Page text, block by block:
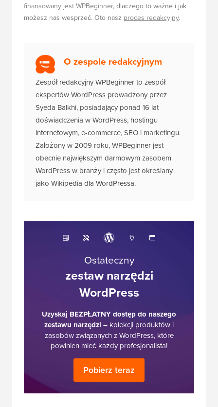
finansowany jest WPBeginner, dlaczego to ważne i jak
możesz nas wesprzeć. Oto nasz proces redakcyjny.
O zespole redakcyjnym
Zespół redakcyjny WPBeginner to zespół
ekspertów WordPress prowadzony przez
Syeda Balkhi, posiadający ponad 16 lat
doświadczenia w WordPress, hostingu
internetowym, e-commerce, SEO i marketingu.
Założony w 2009 roku, WPBeginner jest
obecnie największym darmowym zasobem
WordPress w branży i często jest określany
jako Wikipedia dla WordPressa.
Ostateczny
zestaw narzędzi
WordPress
Uzyskaj BEZPŁATNY dostęp do naszego
zestawu narzędzi – kolekcji produktów i
zasobów związanych z WordPress, które
powinien mieć każdy profesjonalista!
Pobierz teraz